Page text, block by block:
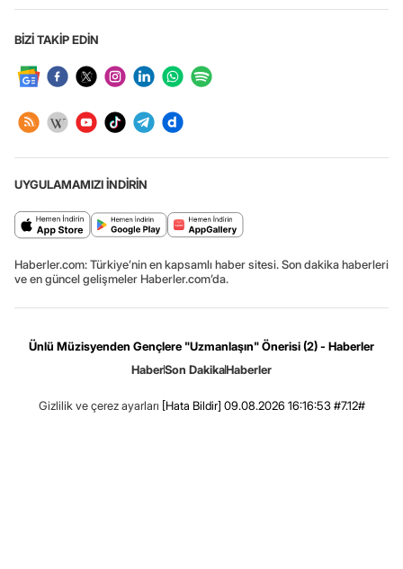
BİZİ TAKİP EDİN
UYGULAMAMIZI İNDİRİN
Haberler.com: Türkiye’nin en kapsamlı haber sitesi. Son dakika haberleri
ve en güncel gelişmeler Haberler.com’da.
Ünlü Müzisyenden Gençlere "Uzmanlaşın" Önerisi (2) - Haberler
HaberSon DakikaHaberler
Gizlilik ve çerez ayarları [Hata Bildir] 09.08.2026 16:16:53 #7.12#